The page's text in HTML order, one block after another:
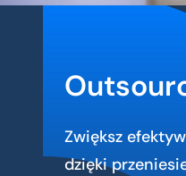
Zwiększ
dzięki